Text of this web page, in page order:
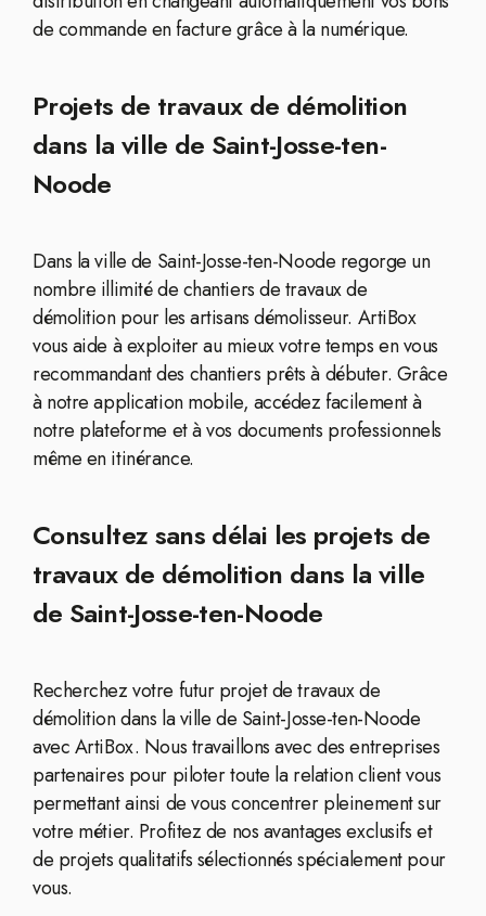
de commande en facture grâce à la numérique.
Projets de travaux de démolition
dans la ville de Saint-Josse-ten-
Noode
Dans la ville de Saint-Josse-ten-Noode regorge un
nombre illimité de chantiers de travaux de
démolition pour les artisans démolisseur. ArtiBox
vous aide à exploiter au mieux votre temps en vous
recommandant des chantiers prêts à débuter. Grâce
à notre application mobile, accédez facilement à
notre plateforme et à vos documents professionnels
même en itinérance.
Consultez sans délai les projets de
travaux de démolition dans la ville
de Saint-Josse-ten-Noode
Recherchez votre futur projet de travaux de
démolition dans la ville de Saint-Josse-ten-Noode
avec ArtiBox. Nous travaillons avec des entreprises
partenaires pour piloter toute la relation client vous
permettant ainsi de vous concentrer pleinement sur
votre métier. Profitez de nos avantages exclusifs et
de projets qualitatifs sélectionnés spécialement pour
vous.